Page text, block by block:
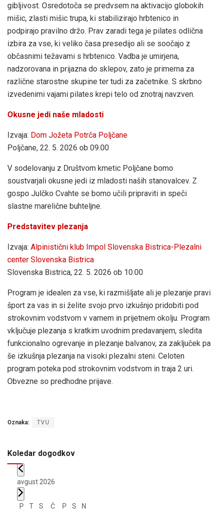
gibljivost. Osredotoča se predvsem na aktivacijo globokih
mišic, zlasti mišic trupa, ki stabilizirajo hrbtenico in
podpirajo pravilno držo. Prav zaradi tega je pilates odlična
izbira za vse, ki veliko časa presedijo ali se soočajo z
občasnimi težavami s hrbtenico. Vadba je umirjena,
nadzorovana in prijazna do sklepov, zato je primerna za
različne starostne skupine ter tudi za začetnike. S skrbno
izvedenimi vajami pilates krepi telo od znotraj navzven.
Okusne jedi naše mladosti
Izvaja: Dom Jožeta Potrča Poljčane
Poljčane, 22. 5. 2026 ob 09.00
V sodelovanju z Društvom kmetic Poljčane bomo
soustvarjali okusne jedi iz mladosti naših stanovalcev. Z
gospo Julčko Cvahte se bomo učili pripraviti in speči
slastne marelične buhteljne.
Predstavitev plezanja
Izvaja: Alpinistični klub Impol Slovenska Bistrica-Plezalni
center Slovenska Bistrica
Slovenska Bistrica, 22. 5. 2026 ob 10.00
Program je idealen za vse, ki razmišljate ali je plezanje pravi
šport za vas in si želite svojo prvo izkušnjo pridobiti pod
strokovnim vodstvom v varnem in prijetnem okolju. Program
vključuje plezanja s kratkim uvodnim predavanjem, sledita
funkcionalno ogrevanje in plezanje balvanov, za zaključek pa
še izkušnja plezanja na visoki plezalni steni. Celoten
program poteka pod strokovnim vodstvom in traja 2 uri.
Obvezne so predhodne prijave.
Oznaka: TVU
Koledar dogodkov
avgust 2026
P T S Č P S N